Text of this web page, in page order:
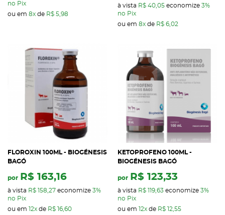
no Pix
ou em 8x de R$ 5,98
à vista R$ 40,05 economize 3%
no Pix
ou em 8x de R$ 6,02
FLOROXIN 100ML - BIOGÉNESIS
BAGÓ
por R$ 163,16
à vista R$ 158,27 economize 3%
no Pix
ou em 12x de R$ 16,60
KETOPROFENO 100ML -
BIOGÉNESIS BAGÓ
por R$ 123,33
à vista R$ 119,63 economize 3%
no Pix
ou em 12x de R$ 12,55